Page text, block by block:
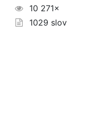
10 271×
1029 slov